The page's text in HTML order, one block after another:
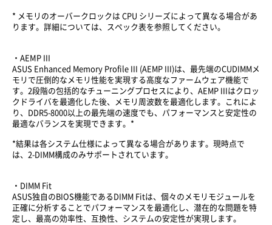
* メモリのオーバークロックは CPU シリーズによって異なる場合があ
ります。詳細については、スペック表を参照してください。
・AEMP III
ASUS Enhanced Memory Profile III (AEMP III)は、最先端のCUDIMMメ
モリで圧倒的なメモリ性能を実現する高度なファームウェア機能で
す。2段階の包括的なチューニングプロセスにより、AEMP IIIはクロッ
クドライバを最適化した後、メモリ周波数を最適化します。これによ
り、DDR5-8000以上の最先端の速度でも、パフォーマンスと安定性の
最適なバランスを実現できます。*
*結果は各システム仕様によって異なる場合があります。現時点で
は、2-DIMM構成のみサポートされています。
・DIMM Fit
ASUS独自のBIOS機能であるDIMM Fitは、個々のメモリモジュールを
正確に分析することでパフォーマンスを最適化し、潜在的な問題を特
定し、最高の効率性、互換性、システムの安定性が実現します。